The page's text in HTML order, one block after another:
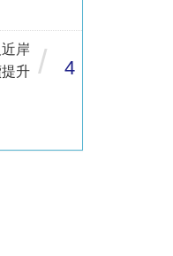
岸
升 / 4